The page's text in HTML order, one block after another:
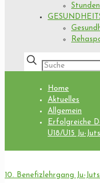
Home
Aktuelles
Allgemein
Erfolgreiche
U18/U15 Ju-
10. Benefizlehrgang Ju-